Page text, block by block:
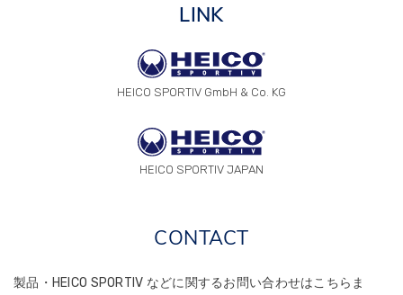
LINK
HEICO SPORTIV GmbH & Co. KG
HEICO SPORTIV JAPAN
CONTACT
製品・HEICO SPORTIV などに関するお問い合わせはこちらま